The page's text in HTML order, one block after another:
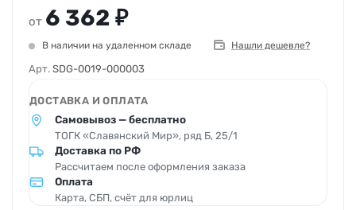
от 6 362 ₽
В наличии на удаленном складе Нашли дешевле?
Арт. SDG-0019-000003
ДОСТАВКА И ОПЛАТА
Самовывоз — бесплатно
ТОГК «Славянский Мир», ряд Б, 25/1
Доставка по РФ
Рассчитаем после оформления заказа
Оплата
Карта, СБП, счёт для юрлиц